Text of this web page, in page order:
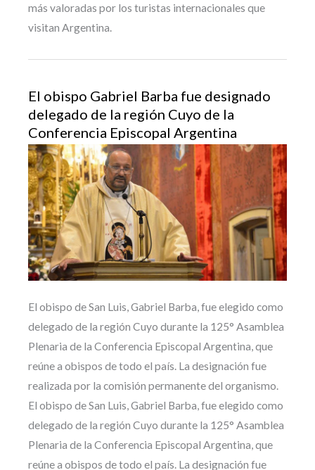
más valoradas por los turistas internacionales que
visitan Argentina.
El obispo Gabriel Barba fue designado
delegado de la región Cuyo de la
Conferencia Episcopal Argentina
El obispo de San Luis, Gabriel Barba, fue elegido como
delegado de la región Cuyo durante la 125° Asamblea
Plenaria de la Conferencia Episcopal Argentina, que
reúne a obispos de todo el país. La designación fue
realizada por la comisión permanente del organismo.
El obispo de San Luis, Gabriel Barba, fue elegido como
delegado de la región Cuyo durante la 125° Asamblea
Plenaria de la Conferencia Episcopal Argentina, que
reúne a obispos de todo el país. La designación fue